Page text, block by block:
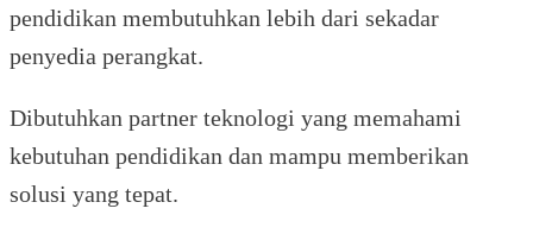
pendidikan membutuhkan lebih dari sekadar
penyedia perangkat.
Dibutuhkan partner teknologi yang memahami
kebutuhan pendidikan dan mampu memberikan
solusi yang tepat.